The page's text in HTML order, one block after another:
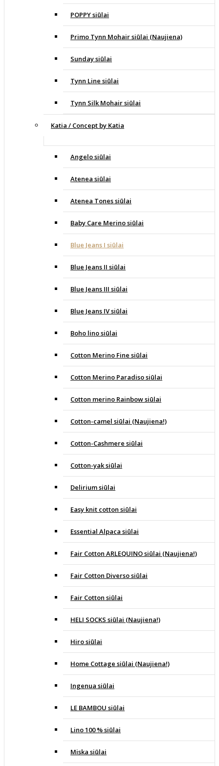
POPPY siūlai
Primo Tynn Mohair siūlai (Naujiena)
Sunday siūlai
Tynn Line siūlai
Tynn Silk Mohair siūlai
Katia / Concept by Katia
Angelo siūlai
Atenea siūlai
Atenea Tones siūlai
Baby Care Merino siūlai
Blue Jeans I siūlai
Blue Jeans II siūlai
Blue Jeans III siūlai
Blue Jeans IV siūlai
Boho lino siūlai
Cotton Merino Fine siūlai
Cotton Merino Paradiso siūlai
Cotton merino Rainbow siūlai
Cotton-camel siūlai (Naujiena!)
Cotton-Cashmere siūlai
Cotton-yak siūlai
Delirium siūlai
Easy knit cotton siūlai
Essential Alpaca siūlai
Fair Cotton ARLEQUINO siūlai (Naujiena!)
Fair Cotton Diverso siūlai
Fair Cotton siūlai
HELI SOCKS siūlai (Naujiena!)
Hiro siūlai
Home Cottage siūlai (Naujiena!)
Ingenua siūlai
LE BAMBOU siūlai
Lino 100 % siūlai
Miska siūlai